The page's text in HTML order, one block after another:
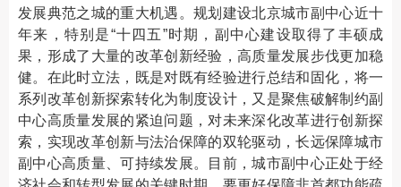
发展典范之城的重大机遇。规划建设北京城市副中心近十
年来，特别是“十四五”时期，副中心建设取得了丰硕成
果，形成了大量的改革创新经验，高质量发展步伐更加稳
健。在此时立法，既是对既有经验进行总结和固化，将一
系列改革创新探索转化为制度设计，又是聚焦破解制约副
中心高质量发展的紧迫问题，对未来深化改革进行创新探
索，实现改革创新与法治保障的双轮驱动，长远保障城市
副中心高质量、可持续发展。目前，城市副中心正处于经